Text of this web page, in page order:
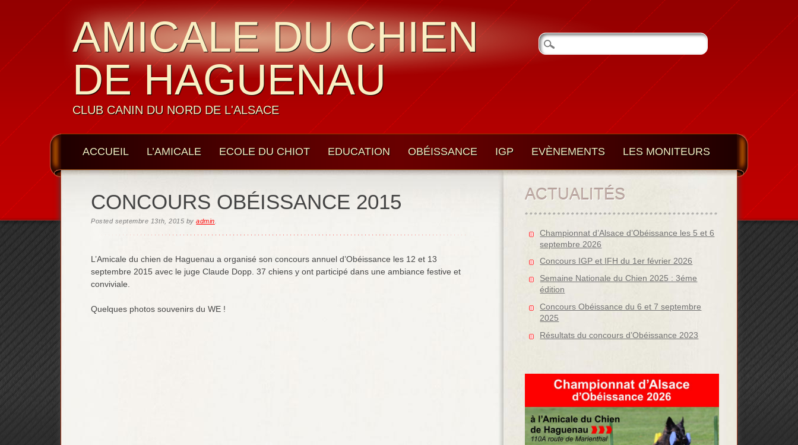
AMICALE DU CHIEN
DE HAGUENAU
CLUB CANIN DU NORD DE L'ALSACE
ACCUEIL L’AMICALE ECOLE DU CHIOT EDUCATION OBÉISSANCE IGP EVÈNEMENTS LES MONITEURS
CONCOURS OBÉISSANCE 2015
Posted septembre 13th, 2015 byadmin
L’Amicale du chien de Haguenau a organisé son concours annuel d’Obéissance les 12 et 13
septembre 2015 avec le juge Claude Dopp. 37 chiens y ont participé dans une ambiance festive et
conviviale.
Quelques photos souvenirs du WE !
ACTUALITÉS
Championnat d’Alsace d’Obéissance les 5 et 6
septembre 2026
Concours IGP et IFH du 1er février 2026
Semaine Nationale du Chien 2025 : 3éme
édition
Concours Obéissance du 6 et 7 septembre
2025
Résultats du concours d’Obéissance 2023